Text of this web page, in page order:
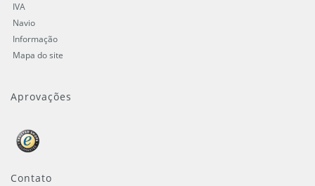
IVA
Navio
Informação
Mapa do site
Aprovações
Contato